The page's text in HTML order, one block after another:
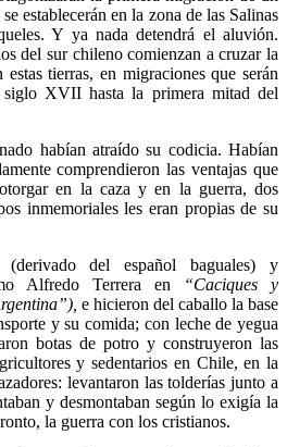
establecerán en la zona de las Salinas
Y ya nada detendrá el aluvión.
del sur chileno comienzan a cruzar la
tierras, en migraciones que serán
siglo XVII hasta la primera mitad del
habían atraído su codicia. Habían
comprendieron las ventajas que
en la caza y en la guerra, dos
inmemoriales les eran propias de su
(derivado del español baguales) y
Alfredo Terrera en
“Caciques y
e hicieron del caballo la base
y su comida; con leche de yegua
botas de potro y construyeron las
y sedentarios en Chile, en la
levantaron las tolderías junto a
y desmontaban según lo exigía la
la guerra con los cristianos.